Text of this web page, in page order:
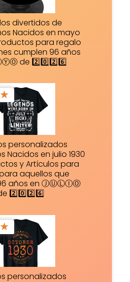
divertidos de
Nacidos en mayo
para regalo
cumplen 96 años
de 2️⃣0️⃣2️⃣6️⃣
★
personalizados
Nacidos en julio 1930
y Artículos para
aquellos que
años en ⒿⓊⓁⒾⓄ
2️⃣0️⃣2️⃣6️⃣
★
personalizados